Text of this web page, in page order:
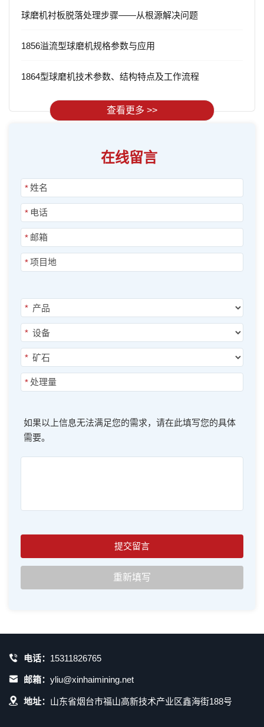
球磨机衬板脱落处理步骤——从根源解决问题
1856溢流型球磨机规格参数与应用
1864型球磨机技术参数、结构特点及工作流程
查看更多 >>
在线留言
*
*
*
*
*
*
*
*
如果以上信息无法满足您的需求，请在此填写您的具体
需要。
电话： 15311826765
邮箱： yliu@xinhaimining.net
地址： 山东省烟台市福山高新技术产业区鑫海街188号